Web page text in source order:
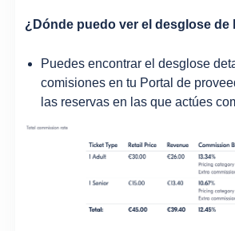
¿Dónde puedo ver el desglose de
Puedes encontrar el desglose
comisiones en tu Portal de
las reservas en las que actúes